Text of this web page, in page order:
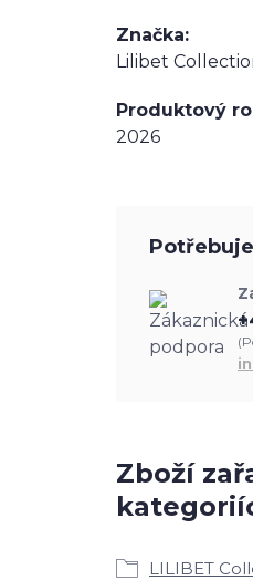
Značka
Lilibet
Produktový
2026
Zboží
LILIBET